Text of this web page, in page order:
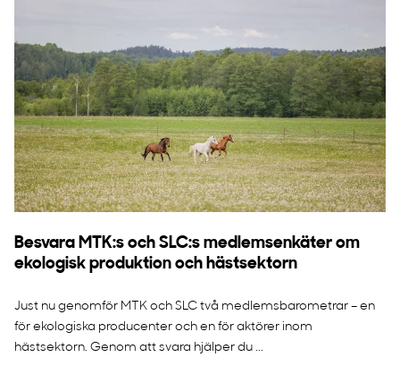
Besvara MTK:s och SLC:s medlemsenkäter om
ekologisk produktion och hästsektorn
Just nu genomför MTK och SLC två medlemsbarometrar – en
för ekologiska producenter och en för aktörer inom
hästsektorn. Genom att svara hjälper du ...